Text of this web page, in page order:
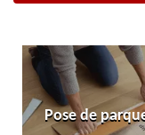
Pose de